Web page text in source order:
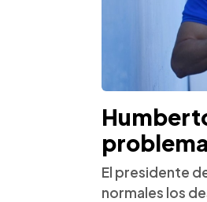
El presidente
normales los